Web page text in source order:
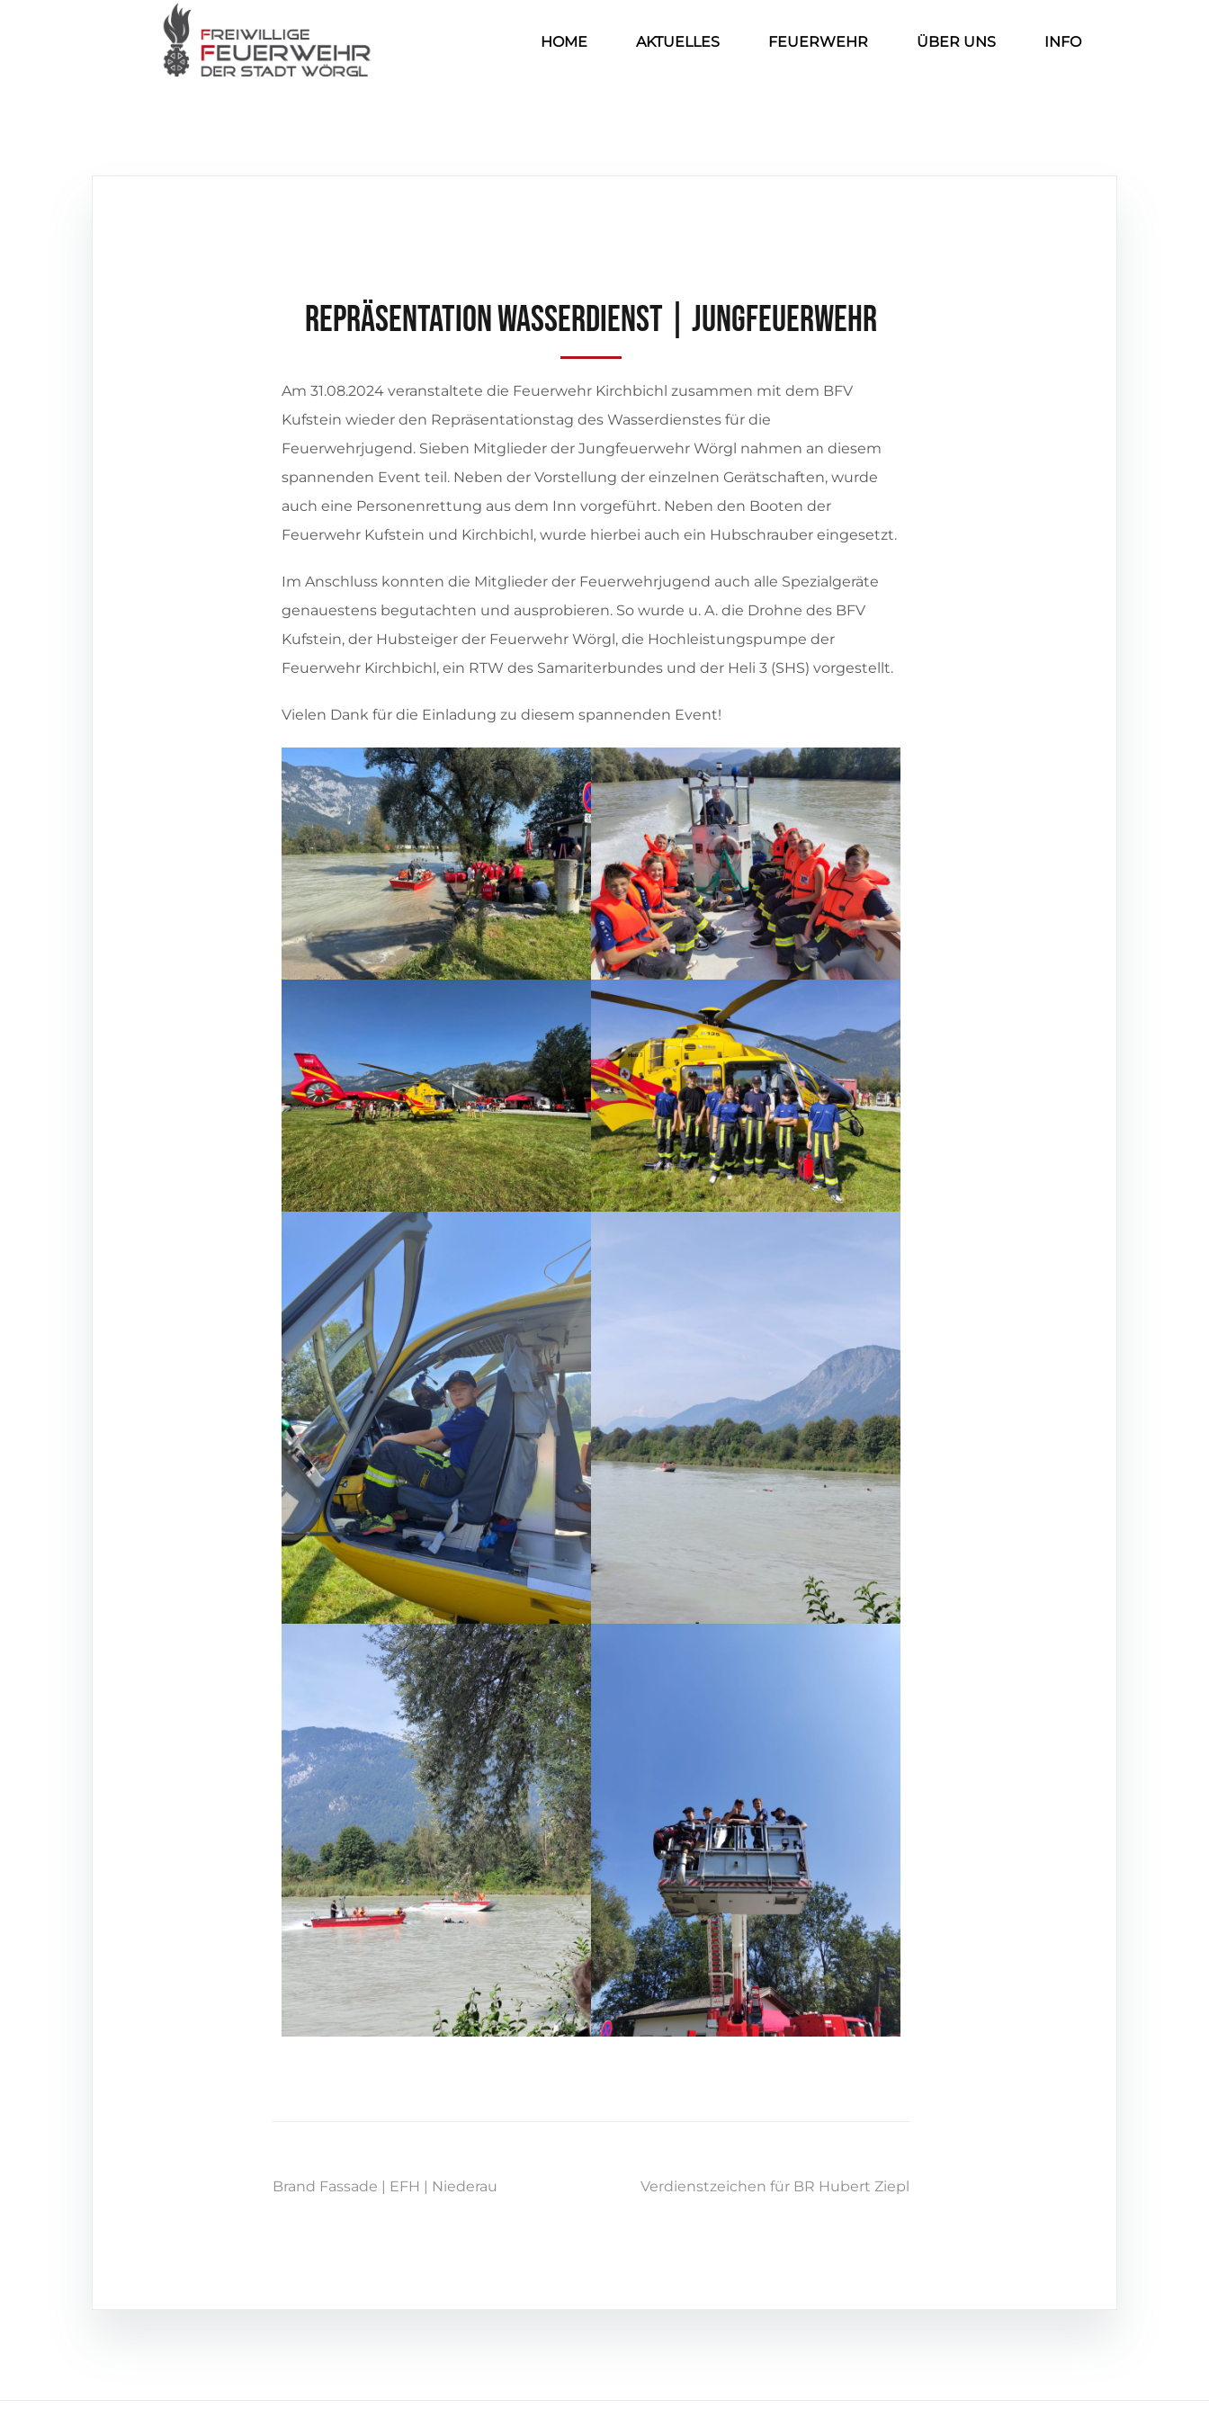
HOME AKTUELLES FEUERWEHR ÜBER UNS INFO
Repräsentation Wasserdienst | Jungfeuerwehr
Am 31.08.2024 veranstaltete die Feuerwehr Kirchbichl zusammen mit dem BFV
Kufstein wieder den Repräsentationstag des Wasserdienstes für die
Feuerwehrjugend. Sieben Mitglieder der Jungfeuerwehr Wörgl nahmen an diesem
spannenden Event teil. Neben der Vorstellung der einzelnen Gerätschaften, wurde
auch eine Personenrettung aus dem Inn vorgeführt. Neben den Booten der
Feuerwehr Kufstein und Kirchbichl, wurde hierbei auch ein Hubschrauber eingesetzt.
Im Anschluss konnten die Mitglieder der Feuerwehrjugend auch alle Spezialgeräte
genauestens begutachten und ausprobieren. So wurde u. A. die Drohne des BFV
Kufstein, der Hubsteiger der Feuerwehr Wörgl, die Hochleistungspumpe der
Feuerwehr Kirchbichl, ein RTW des Samariterbundes und der Heli 3 (SHS) vorgestellt.
Vielen Dank für die Einladung zu diesem spannenden Event!
Brand Fassade | EFH | Niederau Verdienstzeichen für BR Hubert Ziepl